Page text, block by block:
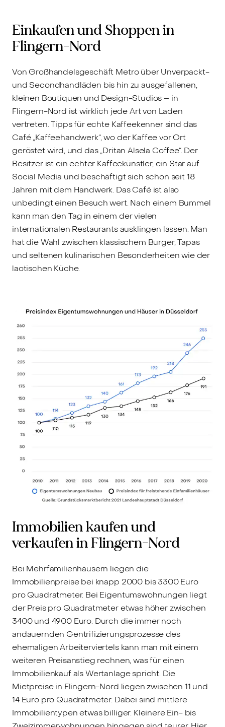
Einkaufen und Shoppen in
Flingern-Nord
Von Großhandelsgeschäft Metro über Unverpackt-
und Secondhandläden bis hin zu ausgefallenen,
kleinen Boutiquen und Design-Studios – in
Flingern-Nord ist wirklich jede Art von Laden
vertreten. Tipps für echte Kaffeekenner sind das
Café „Kaffeehandwerk“, wo der Kaffee vor Ort
geröstet wird, und das „Dritan Alsela Coffee“. Der
Besitzer ist ein echter Kaffeekünstler, ein Star auf
Social Media und beschäftigt sich schon seit 18
Jahren mit dem Handwerk. Das Café ist also
unbedingt einen Besuch wert. Nach einem Bummel
kann man den Tag in einem der vielen
internationalen Restaurants ausklingen lassen. Man
hat die Wahl zwischen klassischem Burger, Tapas
und seltenen kulinarischen Besonderheiten wie der
laotischen Küche.
Immobilien kaufen und
verkaufen in Flingern-Nord
Bei Mehrfamilienhäusern liegen die
Immobilienpreise bei knapp 2000 bis 3300 Euro
pro Quadratmeter. Bei Eigentumswohnungen liegt
der Preis pro Quadratmeter etwas höher zwischen
3400 und 4900 Euro. Durch die immer noch
andauernden Gentrifizierungsprozesse des
ehemaligen Arbeiterviertels kann man mit einem
weiteren Preisanstieg rechnen, was für einen
Immobilienkauf als Wertanlage spricht. Die
Mietpreise in Flingern-Nord liegen zwischen 11 und
14 Euro pro Quadratmeter. Dabei sind mittlere
Immobilientypen etwas billiger. Kleinere Ein- bis